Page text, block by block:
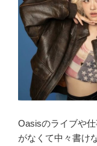
Oasisのライブや
がなくて中々書け